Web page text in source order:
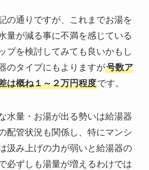
の通りですが、これまでお湯を
量が減る事に不満を感じている
プを検討してみても良いかもし
のタイプにもよりますが号数ア
は概ね１～２万円程度です。
水量・お湯が出る勢いは給湯器
配管状況も関係し、特にマンシ
汲み上げの力が弱いと給湯器の
必ずしも湯量が増えるわけでは